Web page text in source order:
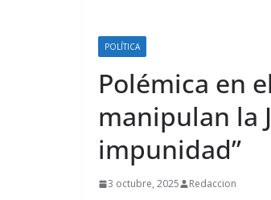
POLÍTICA
Polémica en
manipulan la
impunidad”
3 octubre, 2025 Redaccion